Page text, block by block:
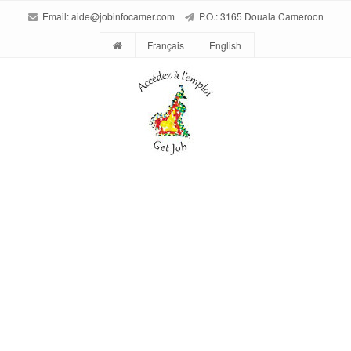
Email:aide@jobinfocamer.com P.O.: 3165 Douala Cameroon
Français English